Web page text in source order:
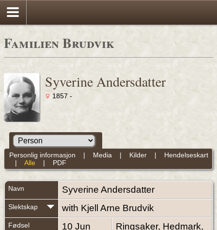
Familien Brudvik
Syverine Andersdatter
1857 -
Personlig informasjon | Media| Kilder| Hendelseskart
| Alle | PDF
Navn Syverine Andersdatter
Slektskap with Kjell Arne Brudvik
Fødsel
10 Jun
Ringsaker, Hedmark,